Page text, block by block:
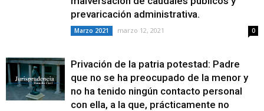
prevaricación administrativa.
Marzo 2021 marzo 12, 2021 0
Privación de la patria potestad: Padre
que no se ha preocupado de la menor y
no ha tenido ningún contacto personal
con ella, a la que, prácticamente no